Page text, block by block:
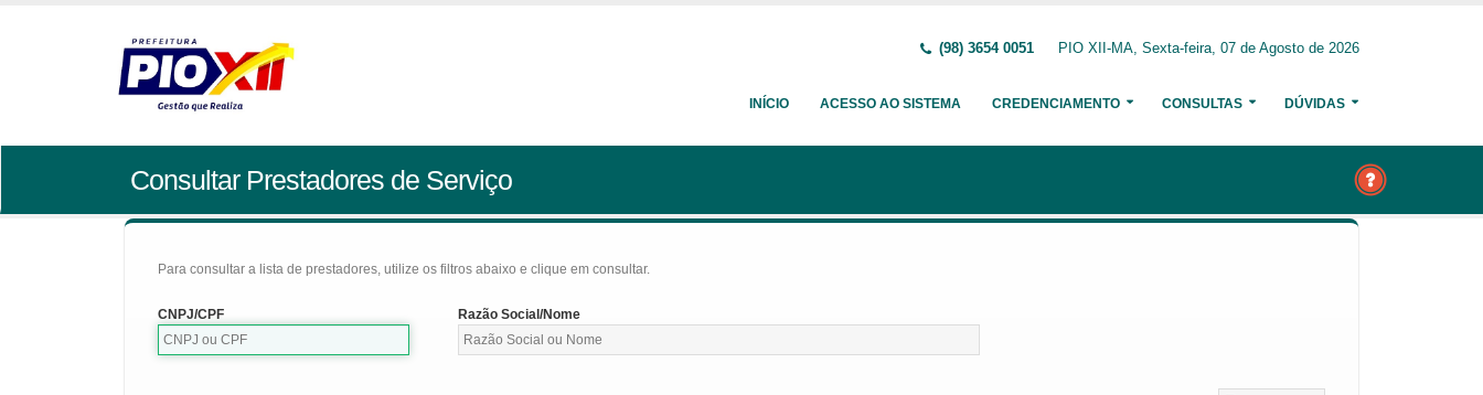
(98) 3654 0051 PIO XII-MA, Sexta-feira, 07 de Agosto de 2026
INÍCIO ACESSO AO SISTEMA CREDENCIAMENTO CONSULTAS DÚVIDAS
Consultar Prestadores de Serviço
Para consultar a lista de prestadores, utilize os filtros abaixo e clique em consultar.
CNPJ/CPF Razão Social/Nome